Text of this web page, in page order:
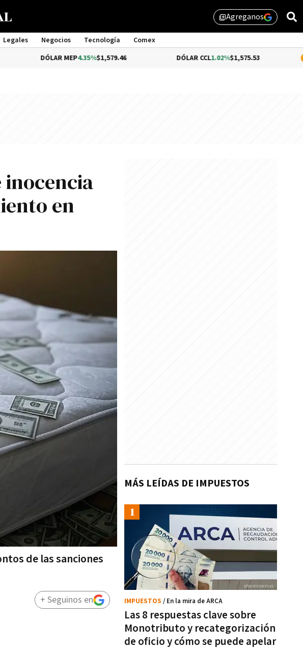
library_addAgreganos
Legales Negocios Tecnología
Comex
4.35%$1,579.46 1.02%$1,575.53 -
inocencia
en
de las sanciones
+ Seguinos en
MÁS LEÍDAS DE IMPUESTOS
Las 8 respuestas clave sobre
Monotributo y recategorización
de oficio y cómo se puede apelar
IMPUESTOS / En la mira de ARCA